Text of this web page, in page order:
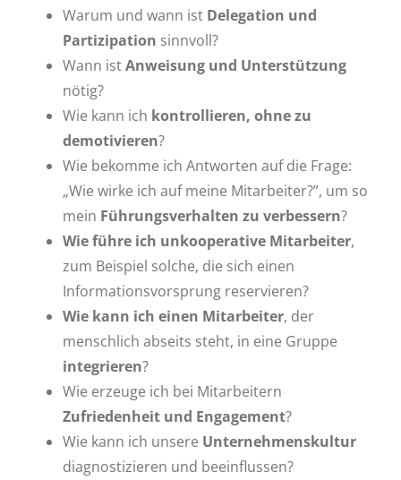
Warum und wann ist Delegation und
Partizipation sinnvoll?
Wann istAnweisung und Unterstützung
nötig?
Wie kann ich kontrollieren, ohne zu
demotivieren?
Wie bekomme ich Antworten auf die Frage:
„Wie wirke ich auf meine Mitarbeiter?”, um so
mein Führungsverhalten zu verbessern?
Wie führe ich unkooperative Mitarbeiter,
zum Beispiel solche, die sich einen
Informationsvorsprung reservieren?
Wie kann ich einen Mitarbeiter, der
menschlich abseits steht, in eine Gruppe
integrieren?
Wie erzeuge ich bei Mitarbeitern
Zufriedenheit und Engagement?
Wie kann ich unsere Unternehmenskultur
diagnostizieren und beeinflussen?